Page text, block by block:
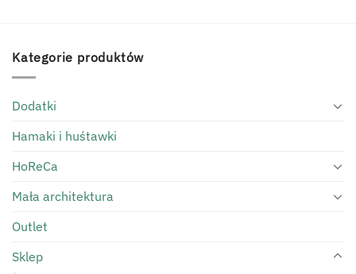
Kategorie produktów
Dodatki
Hamaki i huśtawki
HoReCa
Mała architektura
Outlet
Sklep